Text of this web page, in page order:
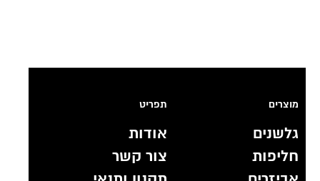
מוצרים
גלשנים
חליפות
תפריט
אודות
צור קשר